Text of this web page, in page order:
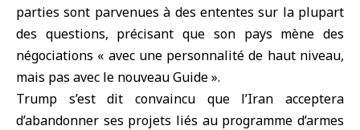
parties sont parvenues à des ententes sur la plupart
des questions, précisant que son pays mène des
négociations « avec une personnalité de haut niveau,
mais pas avec le nouveau Guide ».
Trump s’est dit convaincu que l’Iran acceptera
d’abandonner ses projets liés au programme d’armes